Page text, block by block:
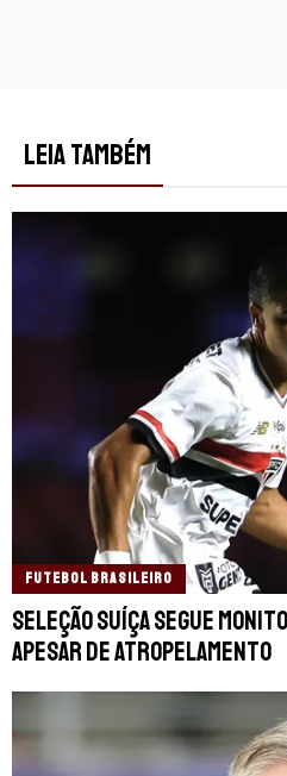
LEIA TAMBÉM
FUTEBOL BRASILEIRO
Seleção Suíça segue
apesar de atropelamento